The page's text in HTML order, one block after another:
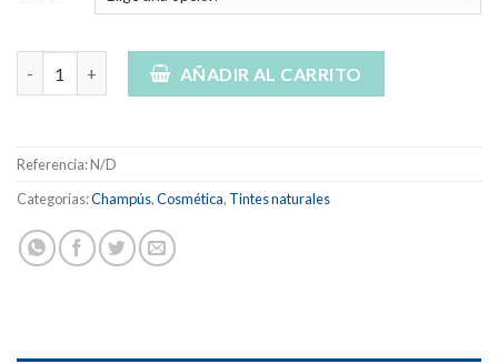
desde
8,99 €
hasta
17,25 €
Farmatint Tinta Natural cantidad
AÑADIR AL CARRITO
Referencia:N/D
Categorías:Champús,Cosmética, Tintes naturales